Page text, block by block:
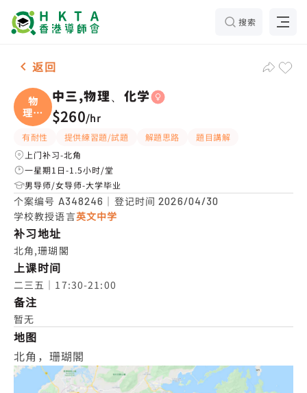
搜索
女-1名 中三,物理、化学，北角 补习推介
返回
物
理、
化学
中三,物理、化学
$260/hr
有耐性 提供練習題/試題 解題思路
題目講解
上门补习-北角
一星期1日-1.5小时/堂
男导师/女导师-大学毕业
个案编号 A348246 ｜登记时间2026/04/30
学校教授语言英文中学
补习地址
北角,珊瑚閣
上课时间
二三五｜17:30-21:00
备注
暂无
地图
北角，珊瑚閣